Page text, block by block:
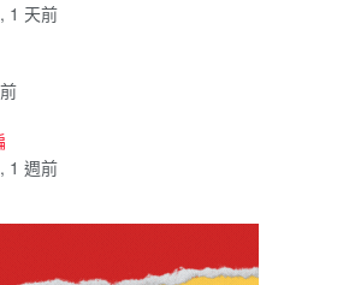
1 天前
1 週前